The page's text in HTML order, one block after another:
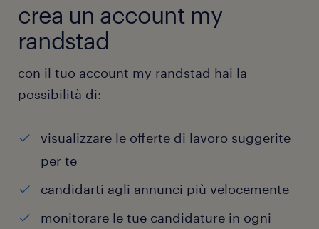
crea un account my
randstad
con il tuo account my randstad hai la
possibilità di:
visualizzare le offerte di lavoro suggerite
per te
candidarti agli annunci più velocemente
monitorare le tue candidature in ogni